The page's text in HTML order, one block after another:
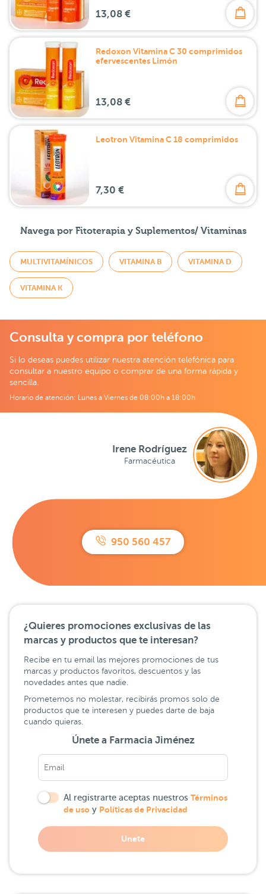
13,08 €
Redoxon Vitamina C 30 comprimidos
efervescentes Limón
13,08 €
Leotron Vitamina C 18 comprimidos
7,30 €
Navega por Fitoterapia y Suplementos/ Vitaminas
MULTIVITAMÍNICOS VITAMINA B VITAMINA D
VITAMINA K
Consulta y compra por teléfono
Si lo deseas puedes utilizar nuestra atención telefónica para
consultar a nuestro equipo o comprar de una forma rápida y
sencilla.
Horario de atención: Lunes a Viernes de 08:00h a 18:00h
950 560 457
Irene Rodríguez
Farmacéutica
¿Quieres promociones exclusivas de las
marcas y productos que te interesan?
Recibe en tu email las mejores promociones de tus
marcas y productos favoritos, descuentos y las
novedades antes que nadie.
Prometemos no molestar, recibirás promos solo de
productos que te interesen y puedes darte de baja
cuando quieras.
Únete a Farmacia Jiménez
Al registrarte aceptas nuestros Términos
de uso y Políticas de Privacidad
Unete